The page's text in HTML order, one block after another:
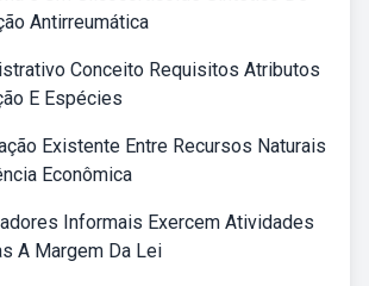
Antirreumática
Conceito Requisitos Atributos
E Espécies
Existente Entre Recursos Naturais
Econômica
Informais Exercem Atividades
A Margem Da Lei